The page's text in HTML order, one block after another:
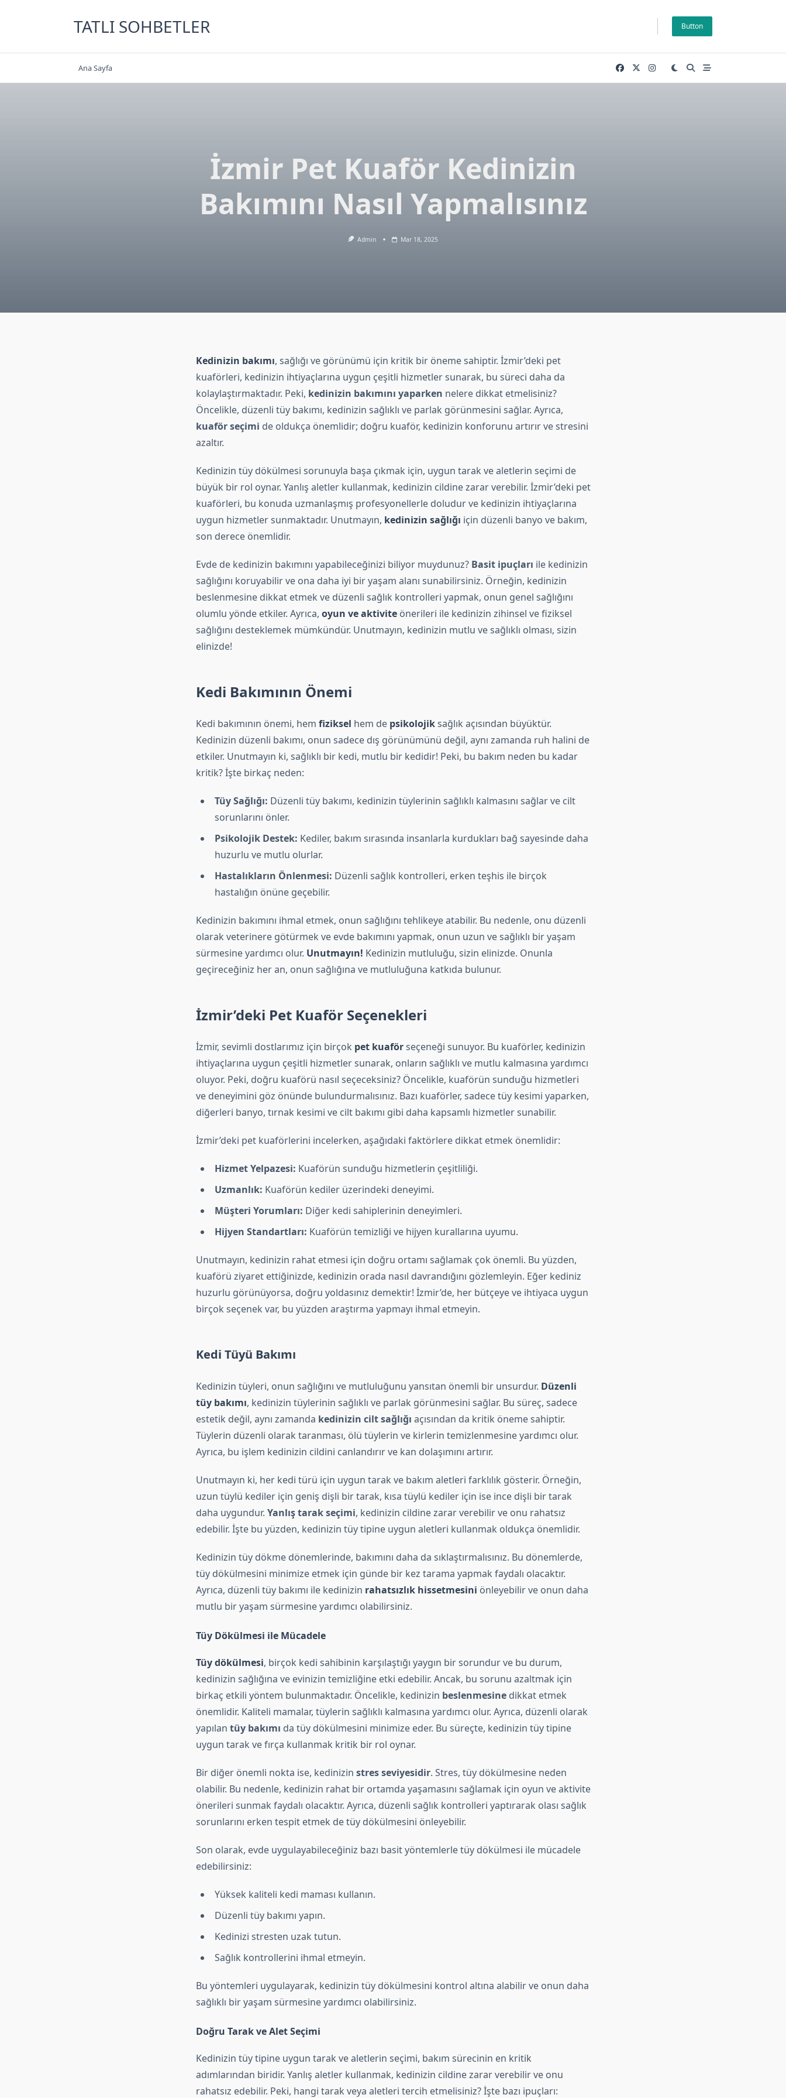
TATLI SOHBETLER Button
Ana Sayfa
İzmir Pet Kuaför Kedinizin
Bakımını Nasıl Yapmalısınız
Admin Mar 18, 2025
Kedinizin bakımı, sağlığı ve görünümü için kritik bir öneme sahiptir. İzmir’deki pet
kuaförleri, kedinizin ihtiyaçlarına uygun çeşitli hizmetler sunarak, bu süreci daha da
kolaylaştırmaktadır. Peki, kedinizin bakımını yaparken nelere dikkat etmelisiniz?
Öncelikle, düzenli tüy bakımı, kedinizin sağlıklı ve parlak görünmesini sağlar. Ayrıca,
kuaför seçimi de oldukça önemlidir; doğru kuaför, kedinizin konforunu artırır ve stresini
azaltır.
Kedinizin tüy dökülmesi sorunuyla başa çıkmak için, uygun tarak ve aletlerin seçimi de
büyük bir rol oynar. Yanlış aletler kullanmak, kedinizin cildine zarar verebilir. İzmir’deki pet
kuaförleri, bu konuda uzmanlaşmış profesyonellerle doludur ve kedinizin ihtiyaçlarına
uygun hizmetler sunmaktadır. Unutmayın, kedinizin sağlığı için düzenli banyo ve bakım,
son derece önemlidir.
Evde de kedinizin bakımını yapabileceğinizi biliyor muydunuz? Basit ipuçları ile kedinizin
sağlığını koruyabilir ve ona daha iyi bir yaşam alanı sunabilirsiniz. Örneğin, kedinizin
beslenmesine dikkat etmek ve düzenli sağlık kontrolleri yapmak, onun genel sağlığını
olumlu yönde etkiler. Ayrıca, oyun ve aktiviteönerileri ile kedinizin zihinsel ve fiziksel
sağlığını desteklemek mümkündür. Unutmayın, kedinizin mutlu ve sağlıklı olması, sizin
elinizde!
Kedi Bakımının Önemi
Kedi bakımının önemi, hem fiziksel hem de psikolojiksağlık açısından büyüktür.
Kedinizin düzenli bakımı, onun sadece dış görünümünü değil, aynı zamanda ruh halini de
etkiler. Unutmayın ki, sağlıklı bir kedi, mutlu bir kedidir! Peki, bu bakım neden bu kadar
kritik? İşte birkaç neden:
Tüy Sağlığı: Düzenli tüy bakımı, kedinizin tüylerinin sağlıklı kalmasını sağlar ve cilt
sorunlarını önler.
Psikolojik Destek: Kediler, bakım sırasında insanlarla kurdukları bağ sayesinde daha
huzurlu ve mutlu olurlar.
Hastalıkların Önlenmesi: Düzenli sağlık kontrolleri, erken teşhis ile birçok
hastalığın önüne geçebilir.
Kedinizin bakımını ihmal etmek, onun sağlığını tehlikeye atabilir. Bu nedenle, onu düzenli
olarak veterinere götürmek ve evde bakımını yapmak, onun uzun ve sağlıklı bir yaşam
sürmesine yardımcı olur. Unutmayın! Kedinizin mutluluğu, sizin elinizde. Onunla
geçireceğiniz her an, onun sağlığına ve mutluluğuna katkıda bulunur.
İzmir’deki Pet Kuaför Seçenekleri
İzmir, sevimli dostlarımız için birçok pet kuaförseçeneği sunuyor. Bu kuaförler, kedinizin
ihtiyaçlarına uygun çeşitli hizmetler sunarak, onların sağlıklı ve mutlu kalmasına yardımcı
oluyor. Peki, doğru kuaförü nasıl seçeceksiniz? Öncelikle, kuaförün sunduğu hizmetleri
ve deneyimini göz önünde bulundurmalısınız. Bazı kuaförler, sadece tüy kesimi yaparken,
diğerleri banyo, tırnak kesimi ve cilt bakımı gibi daha kapsamlı hizmetler sunabilir.
İzmir’deki pet kuaförlerini incelerken, aşağıdaki faktörlere dikkat etmek önemlidir:
Hizmet Yelpazesi: Kuaförün sunduğu hizmetlerin çeşitliliği.
Uzmanlık: Kuaförün kediler üzerindeki deneyimi.
Müşteri Yorumları: Diğer kedi sahiplerinin deneyimleri.
Hijyen Standartları: Kuaförün temizliği ve hijyen kurallarına uyumu.
Unutmayın, kedinizin rahat etmesi için doğru ortamı sağlamak çok önemli. Bu yüzden,
kuaförü ziyaret ettiğinizde, kedinizin orada nasıl davrandığını gözlemleyin. Eğer kediniz
huzurlu görünüyorsa, doğru yoldasınız demektir! İzmir’de, her bütçeye ve ihtiyaca uygun
birçok seçenek var, bu yüzden araştırma yapmayı ihmal etmeyin.
Kedi Tüyü Bakımı
Kedinizin tüyleri, onun sağlığını ve mutluluğunu yansıtan önemli bir unsurdur. Düzenli
tüy bakımı, kedinizin tüylerinin sağlıklı ve parlak görünmesini sağlar. Bu süreç, sadece
estetik değil, aynı zamanda kedinizin cilt sağlığı açısından da kritik öneme sahiptir.
Tüylerin düzenli olarak taranması, ölü tüylerin ve kirlerin temizlenmesine yardımcı olur.
Ayrıca, bu işlem kedinizin cildini canlandırır ve kan dolaşımını artırır.
Unutmayın ki, her kedi türü için uygun tarak ve bakım aletleri farklılık gösterir. Örneğin,
uzun tüylü kediler için geniş dişli bir tarak, kısa tüylü kediler için ise ince dişli bir tarak
daha uygundur. Yanlış tarak seçimi, kedinizin cildine zarar verebilir ve onu rahatsız
edebilir. İşte bu yüzden, kedinizin tüy tipine uygun aletleri kullanmak oldukça önemlidir.
Kedinizin tüy dökme dönemlerinde, bakımını daha da sıklaştırmalısınız. Bu dönemlerde,
tüy dökülmesini minimize etmek için günde bir kez tarama yapmak faydalı olacaktır.
Ayrıca, düzenli tüy bakımı ile kedinizin rahatsızlık hissetmesini önleyebilir ve onun daha
mutlu bir yaşam sürmesine yardımcı olabilirsiniz.
Tüy Dökülmesi ile Mücadele
Tüy dökülmesi, birçok kedi sahibinin karşılaştığı yaygın bir sorundur ve bu durum,
kedinizin sağlığına ve evinizin temizliğine etki edebilir. Ancak, bu sorunu azaltmak için
birkaç etkili yöntem bulunmaktadır. Öncelikle, kedinizin beslenmesinedikkat etmek
önemlidir. Kaliteli mamalar, tüylerin sağlıklı kalmasına yardımcı olur. Ayrıca, düzenli olarak
yapılan tüy bakımı da tüy dökülmesini minimize eder. Bu süreçte, kedinizin tüy tipine
uygun tarak ve fırça kullanmak kritik bir rol oynar.
Bir diğer önemli nokta ise, kedinizin stres seviyesidir. Stres, tüy dökülmesine neden
olabilir. Bu nedenle, kedinizin rahat bir ortamda yaşamasını sağlamak için oyun ve aktivite
önerileri sunmak faydalı olacaktır. Ayrıca, düzenli sağlık kontrolleri yaptırarak olası sağlık
sorunlarını erken tespit etmek de tüy dökülmesini önleyebilir.
Son olarak, evde uygulayabileceğiniz bazı basit yöntemlerle tüy dökülmesi ile mücadele
edebilirsiniz:
Yüksek kaliteli kedi maması kullanın.
Düzenli tüy bakımı yapın.
Kedinizi stresten uzak tutun.
Sağlık kontrollerini ihmal etmeyin.
Bu yöntemleri uygulayarak, kedinizin tüy dökülmesini kontrol altına alabilir ve onun daha
sağlıklı bir yaşam sürmesine yardımcı olabilirsiniz.
Doğru Tarak ve Alet Seçimi
Kedinizin tüy tipine uygun tarak ve aletlerin seçimi, bakım sürecinin en kritik
adımlarından biridir. Yanlış aletler kullanmak, kedinizin cildine zarar verebilir ve onu
rahatsız edebilir. Peki, hangi tarak veya aletleri tercih etmelisiniz? İşte bazı ipuçları: